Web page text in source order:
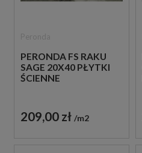
PERONDA FS RAKU
SAGE 20X40 PŁYTKI
ŚCIENNE
209,00 zł m2